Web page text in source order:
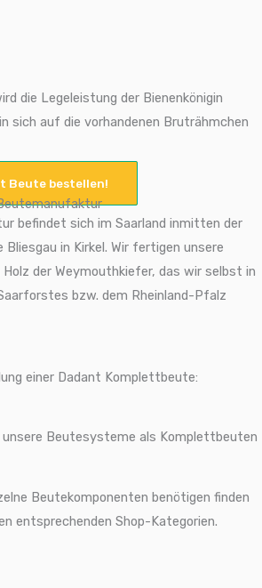
die Legeleistung der Bienenkönigin
sich auf die vorhandenen Bruträhmchen
Beute bestellen!
befindet sich im Saarland inmitten der
Bliesgau in Kirkel. Wir fertigen unsere
der Weymouthkiefer, das wir selbst in
bzw. dem Rheinland-Pfalz
einer Dadant Komplettbeute:
unsere Beutesysteme als Komplettbeuten
Beutekomponenten benötigen finden
entsprechenden Shop-Kategorien.